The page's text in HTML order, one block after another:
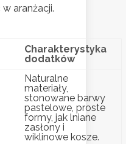
aranżacji.
Charakterystyka
dodatków
Naturalne
materiały,
stonowane barwy
pastelowe, proste
formy, jak lniane
zasłony i
wiklinowe kosze.